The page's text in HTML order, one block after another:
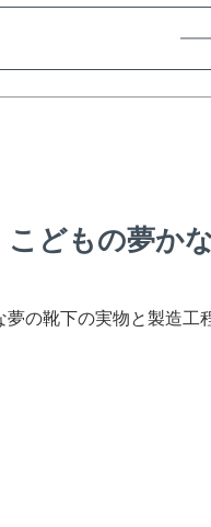
こどもの夢か
夢の靴下の実物と製造工